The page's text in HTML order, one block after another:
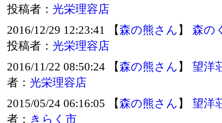
投稿者： 光栄理容店
2016/12/29 12:23:41 【森の熊さん】 森の
投稿者： 光栄理容店
2016/11/22 08:50:24 【森の熊さん】 望洋
者： 光栄理容店
2015/05/24 06:16:05 【森の熊さん】 望洋
者： きらく市